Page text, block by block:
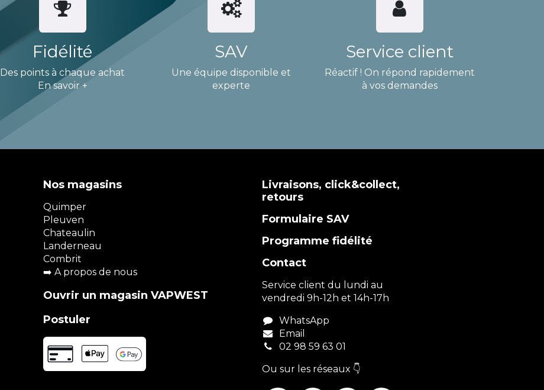
Fidélité
Des points à chaque achat
En savoir +
SAV
Une équipe disponible et
experte
Service client
Réactif ! On répond rapidement
à vos demandes
Livraisons, click&collect,
retours
Formulaire SAV
Programme fidélité
Contact
Service client du lundi au
vendredi 9h-12h et 14h-17h
WhatsApp
Email
02 98 59 63 01
Ou sur les réseaux 👇
Nos magasins
Quimper
Pleuven
Chateaulin
Landerneau
Combrit
➡️ A propos de nous
Ouvrir un magasin VAPWEST
Postuler